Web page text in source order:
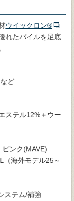
ウイックロン®
れたパイルを足底
ど
ステル12%＋ウー
ピンク(MAVE)
（海外モデル25～
ステム/補強